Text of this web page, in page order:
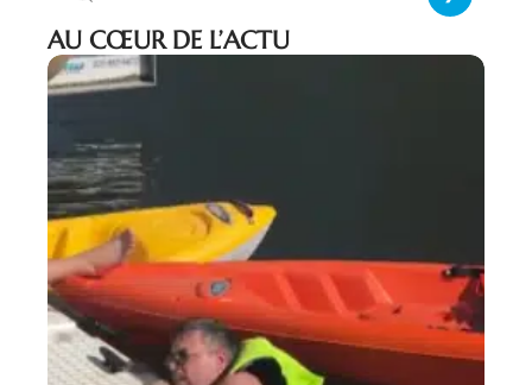
AU CŒUR DE L’ACTU